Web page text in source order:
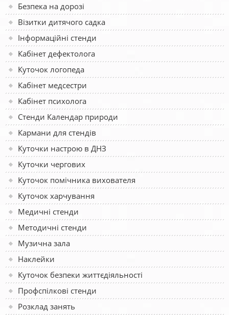
Безпека на дорозі
Візитки дитячого садка
Інформаційні стенди
Кабінет дефектолога
Куточок логопеда
Кабінет медсестри
Кабінет психолога
Стенди Календар природи
Кармани для стендів
Куточки настрою в ДНЗ
Куточки чергових
Куточок помічника вихователя
Куточок харчування
Медичні стенди
Методичні стенди
Музична зала
Наклейки
Куточок безпеки життєдіяльності
Профспілкові стенди
Розклад занять